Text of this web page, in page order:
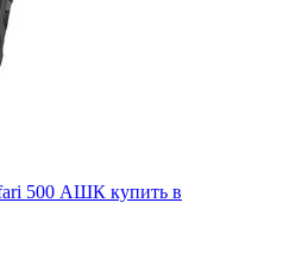
500 АШК купить в